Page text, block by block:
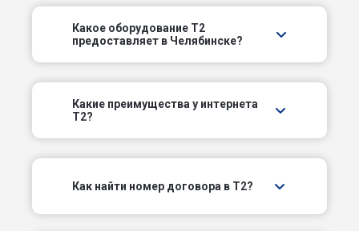
Короткий пер
Краснокамский пер
Краснопольский пр-кт
Какое оборудование T2
предоставляет в Челябинске?
Какие преимущества у интернета
T2?
Как найти номер договора в T2?